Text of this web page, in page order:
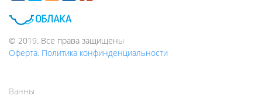
© 2019. Все права защищены
Оферта. Политика конфинденциальности
Ванны